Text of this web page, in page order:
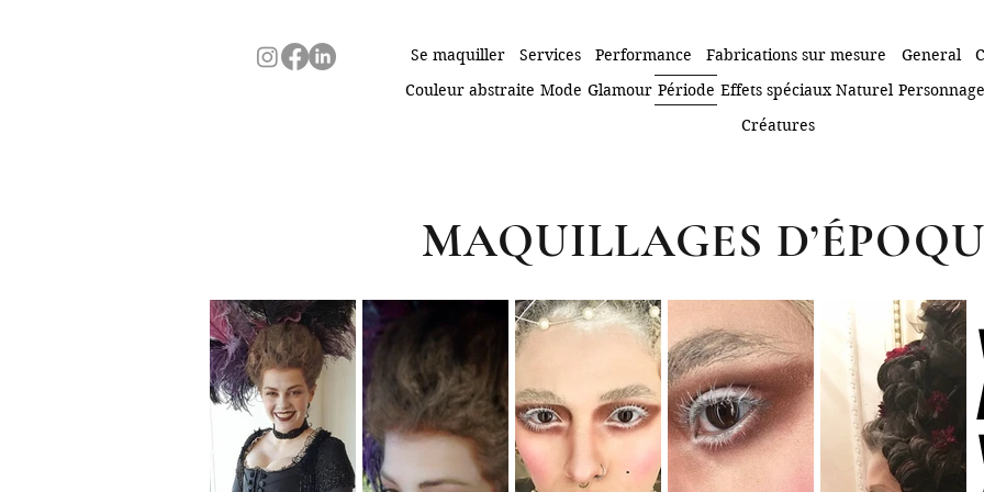
Se maquiller Services Performance Fabrications sur mesure General
Couleur abstraite Mode Glamour Période Effets spéciaux Naturel
Créatures
MAQUILLAGES